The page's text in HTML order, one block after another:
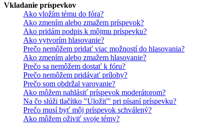
Vkladanie príspevkov
Ako vložím tému do fóra?
Ako zmením alebo zmažem príspevok?
Ako pridám podpis k môjmu príspevku?
Ako vytvorím hlasovanie?
Prečo nemôžem pridať viac možností do hlasovania?
Ako zmením alebo zmažem hlasovanie?
Prečo sa nemôžem dostať k fóru?
Prečo nemôžem pridávať prílohy?
Prečo som obdržal varovanie?
Ako môžem nahlásiť príspevok moderátorom?
Na čo slúži tlačítko "Uložiť" pri písaní príspevku?
Prečo musí byť môj príspevok schválený?
Ako môžem oživiť svoje témy?